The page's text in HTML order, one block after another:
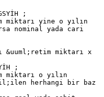
;
miktarı yine o yılın
nominal yada cari
&uuml;retim miktarı x
;
miktarı o yılın
herhangi bir baz